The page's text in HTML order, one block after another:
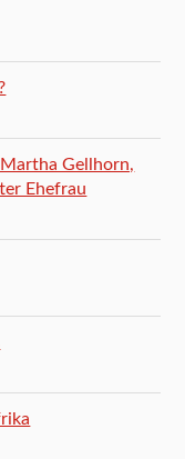
Gellhorn,
Ehefrau